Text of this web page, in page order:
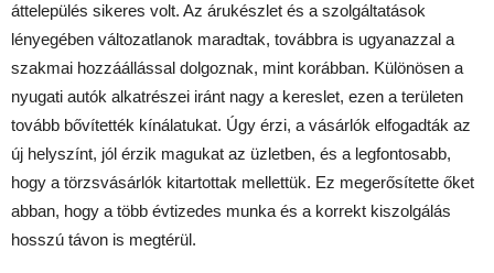
áttelepülés sikeres volt. Az árukészlet és a szolgáltatások
lényegében változatlanok maradtak, továbbra is ugyanazzal a
szakmai hozzáállással dolgoznak, mint korábban. Különösen a
nyugati autók alkatrészei iránt nagy a kereslet, ezen a területen
tovább bővítették kínálatukat. Úgy érzi, a vásárlók elfogadták az
új helyszínt, jól érzik magukat az üzletben, és a legfontosabb,
hogy a törzsvásárlók kitartottak mellettük. Ez megerősítette őket
abban, hogy a több évtizedes munka és a korrekt kiszolgálás
hosszú távon is megtérül.